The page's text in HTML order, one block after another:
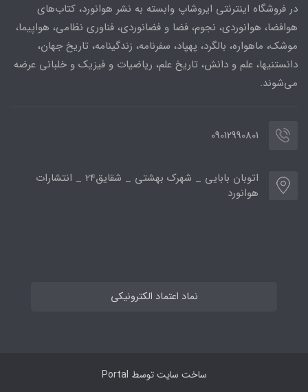
در فروشگاه اینترنتی ایروشاپ وابسته به نشر هوانورد، کتاب‌های
هوافضا، هوانوردی، نجوم، فضا و فضانوردی، فناوری نظامی، هواپیما،
موشک، ماهواره، بالگرد، پهپاد، سفرنامه، زندگینامه، تاریخ جهان،
دانستنیها، علم و دانش، تاریخ علم، ریاضیات و فیزیک و خلبانی عرضه
می‌شوند.
09012990801
اتوبان بابایی _ شهرک بهشتی _ شقایق24 _ انتشارات
هوانورد
نماد اعتماد الکترونیکی
ساخت سایت توسط Portal